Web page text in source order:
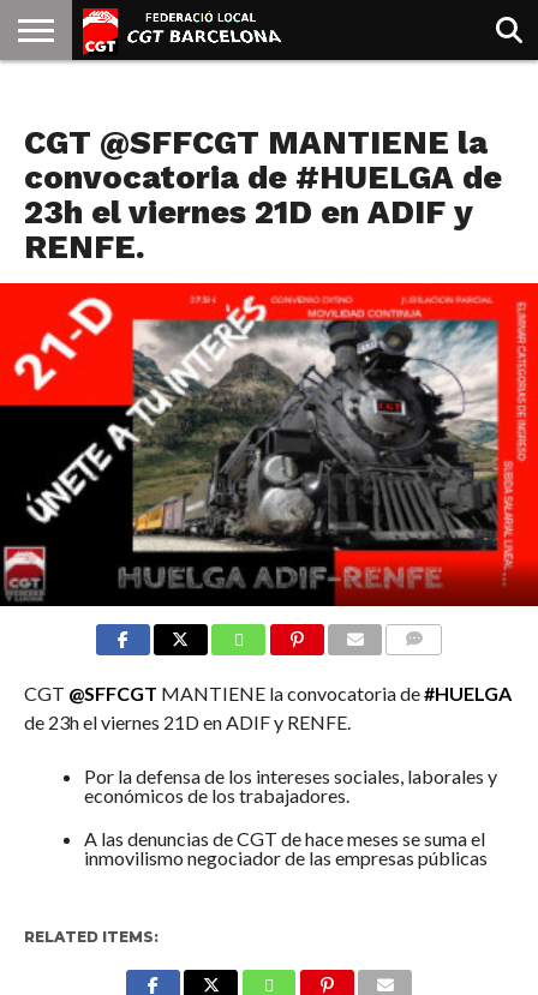
GOLDMAN
CGT @SFFCGT MANTIENE la
convocatoria de #HUELGA de
23h el viernes 21D en ADIF y
RENFE.
CGT @SFFCGT MANTIENE la convocatoria de#HUELGA
de 23h el viernes 21D en ADIF y RENFE.
Por la defensa de los intereses sociales, laborales y
económicos de los trabajadores.
A las denuncias de CGT de hace meses se suma el
inmovilismo negociador de las empresas públicas
RELATED ITEMS: